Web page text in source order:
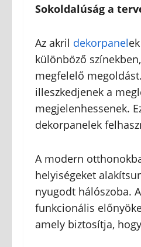
Sokoldalúság a
Az akril dekorpanel
különböző
megfelelő
illeszkedjenek a
megjelenhessenek.
dekorpanelek
A modern
helyiségeket
nyugodt hálószoba.
funkcionális
amely biztosítja,